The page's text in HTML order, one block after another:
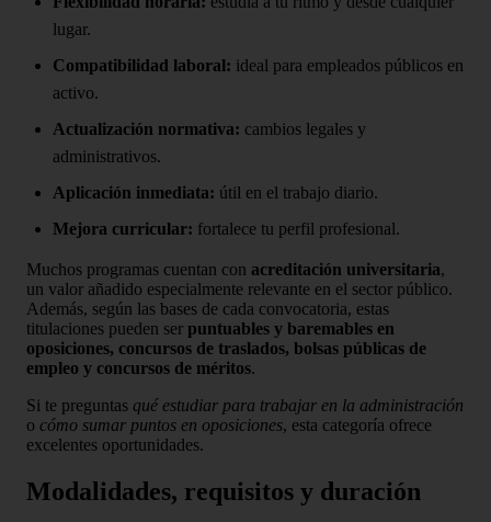
lugar.
Compatibilidad laboral: ideal para empleados públicos en
activo.
Actualización normativa: cambios legales y
administrativos.
Aplicación inmediata: útil en el trabajo diario.
Mejora curricular: fortalece tu perfil profesional.
Muchos programas cuentan con acreditación universitaria,
un valor añadido especialmente relevante en el sector público.
Además, según las bases de cada convocatoria, estas
titulaciones pueden ser puntuables y baremables en
oposiciones, concursos de traslados, bolsas públicas de
empleo y concursos de méritos.
Si te preguntas qué estudiar para trabajar en la administración
o cómo sumar puntos en oposiciones, esta categoría ofrece
excelentes oportunidades.
Modalidades, requisitos y duración